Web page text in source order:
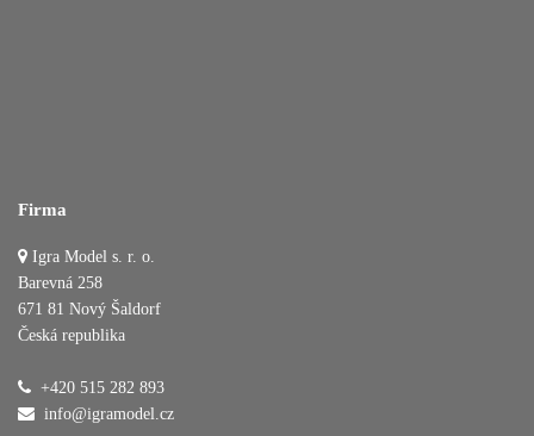
Firma
Igra Model s. r. o.
Barevná 258
671 81 Nový Šaldorf
Česká republika
+420 515 282 893
info@igramodel.cz